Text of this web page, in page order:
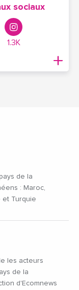
sociaux
1.3K
de la
: Maroc,
et Turquie
les acteurs
de la
d'Ecomnews